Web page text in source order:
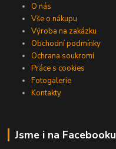
O nás
Vše o nákupu
Výroba na zakázku
Obchodní podmínky
Ochrana soukromí
Práce s cookies
Fotogalerie
Kontakty
Jsme i na Facebooku